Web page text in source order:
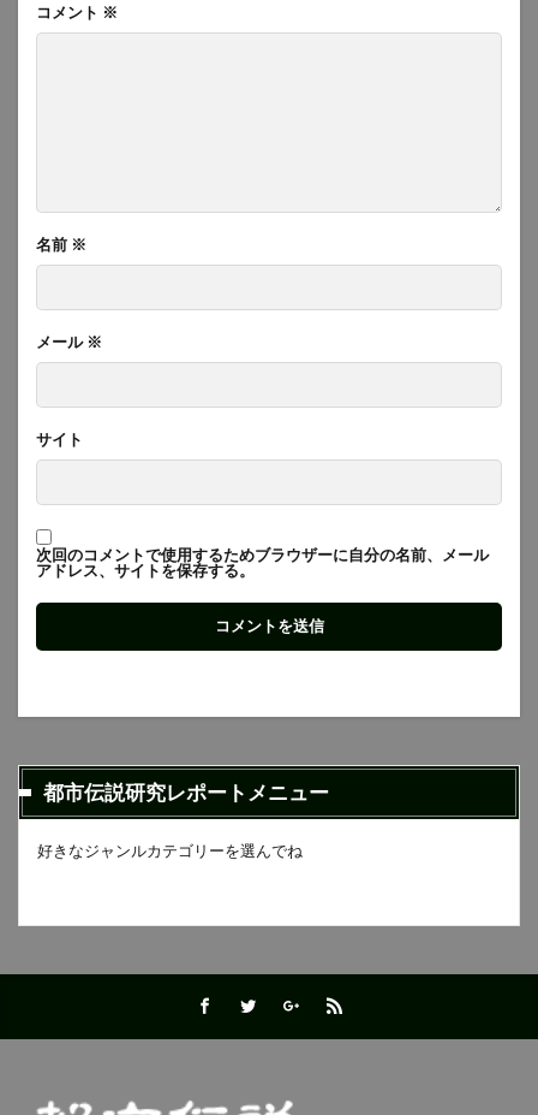
コメント ※
名前 ※
メール ※
サイト
次回のコメントで使用するためブラウザーに自分の名前、メール
アドレス、サイトを保存する。
都市伝説研究レポートメニュー
好きなジャンルカテゴリーを選んでね